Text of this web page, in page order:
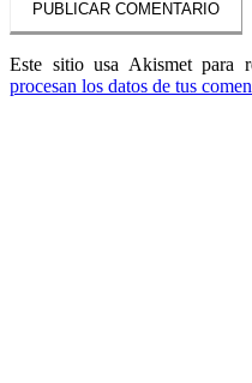
Este sitio usa Akismet para
procesan los datos de tus